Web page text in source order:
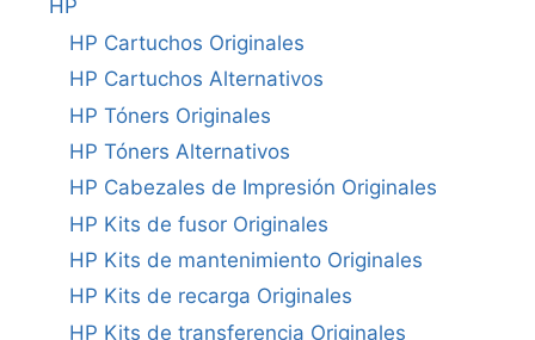
HP
HP Cartuchos Originales
HP Cartuchos Alternativos
HP Tóners Originales
HP Tóners Alternativos
HP Cabezales de Impresión Originales
HP Kits de fusor Originales
HP Kits de mantenimiento Originales
HP Kits de recarga Originales
HP Kits de transferencia Originales